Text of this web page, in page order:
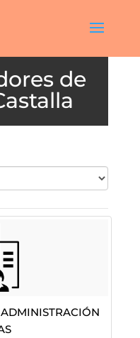
Administración